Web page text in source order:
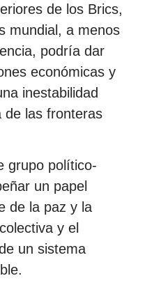
de los Brics,
mundial, a menos
podría dar
económicas y
inestabilidad
de las fronteras
grupo político-
un papel
de la paz y la
y el
un sistema